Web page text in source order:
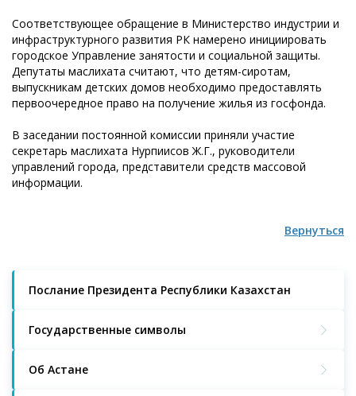
Послание Президента Республики Казахстан
Государственные символы
Об Астане
Соответствующее обращение в Министерство индустрии и
инфраструктурного развития РК намерено инициировать
городское Управление занятости и социальной защиты.
Депутаты маслихата считают, что детям-сиротам,
выпускникам детских домов необходимо предоставлять
первоочередное право на получение жилья из госфонда.
В заседании постоянной комиссии приняли участие
секретарь маслихата Нурпиисов Ж.Г., руководители
управлений города, представители средств массовой
информации.
Вернуться